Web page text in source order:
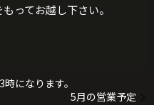
ってお越し下さい。
になります。
5月の営業予定